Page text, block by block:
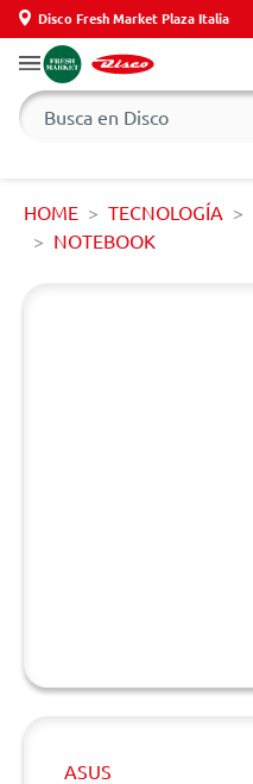
Disco Fresh Market Plaza Italia
HOME TECNOLOGÍA
NOTEBOOK
ASUS